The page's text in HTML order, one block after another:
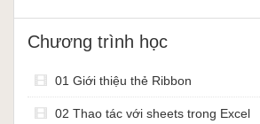
Chương trình học
01 Giới thiệu thẻ Ribbon
02 Thao tác với sheets trong Excel